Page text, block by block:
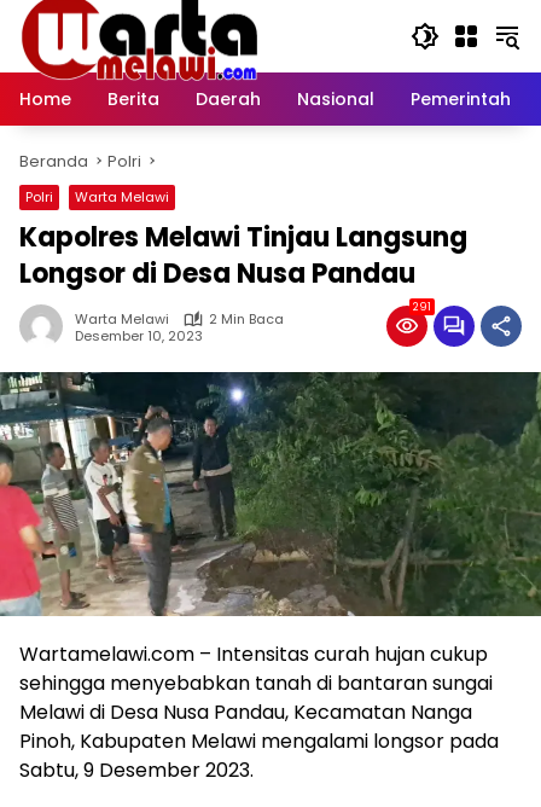
Langsung
konten
Home
Berita Daerah Nasional Pemerintah
Beranda Polri
Polri Warta Melawi
Kapolres Melawi Tinjau Langsung
Longsor di Desa Nusa Pandau
Warta Melawi
2 Min Baca
Desember 10, 2023
291
Wartamelawi.com – Intensitas curah hujan cukup
sehingga menyebabkan tanah di bantaran sungai
Melawi di Desa Nusa Pandau, Kecamatan Nanga
Pinoh, Kabupaten Melawi mengalami longsor pada
Sabtu, 9 Desember 2023.